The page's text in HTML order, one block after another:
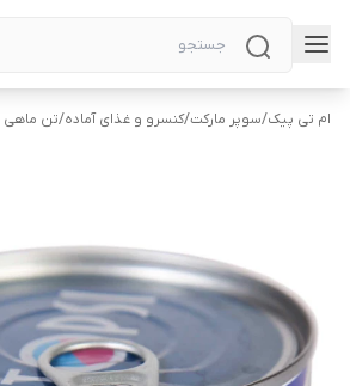
ام تی پیک/سوپر مارکت/کنسرو و غذای آماده/تن ماهی